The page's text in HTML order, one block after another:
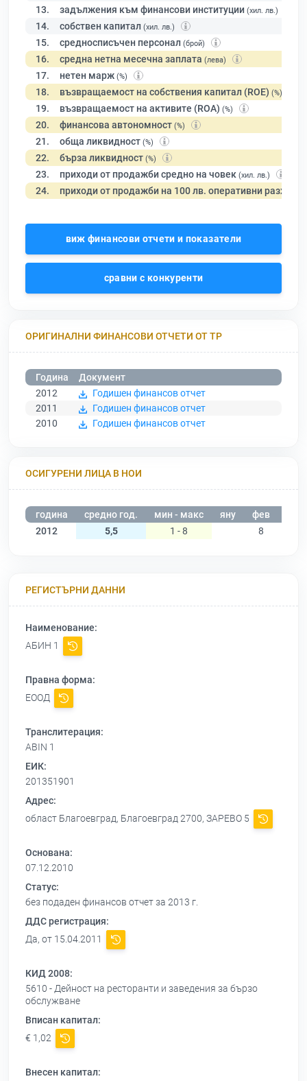
13. задължения към финансови институции (хил. лв.)
14. собствен капитал (хил. лв.)
15. средносписъчен персонал (брой)
16. средна нетна месечна заплата (лева)
17. нетен марж (%)
18. възвращаемост на собствения капитал (ROE) (%)
19. възвращаемост на активите (ROA) (%)
20. финансова автономност (%)
21. обща ликвидност (%)
22. бърза ликвидност (%)
23. приходи от продажби средно на човек (хил. лв.)
24. приходи от продажби на 100 лв. оперативни разходи
виж финансови отчети и показатели
сравни с конкуренти
ОРИГИНАЛНИ ФИНАНСОВИ ОТЧЕТИ ОТ ТР
Година
Документ
2012
Годишен финансов отчет
2011
Годишен финансов отчет
2010
Годишен финансов отчет
ОСИГУРЕНИ ЛИЦА В НОИ
година средно год. мин - макс яну фев
2012
5,5 1 - 8 8
РЕГИСТЪРНИ ДАННИ
Наименование:
АБИН 1
Правна форма:
ЕООД
Транслитерация:
ABIN 1
ЕИК:
201351901
Адрес:
област Благоевград, Благоевград 2700, ЗАРЕВО 5
Основана:
07.12.2010
Статус:
без подаден финансов отчет за 2013 г.
ДДС регистрация:
Да, от 15.04.2011
КИД 2008:
5610 - Дейност на ресторанти и заведения за бързо
обслужване
Вписан капитал:
€ 1,02
Внесен капитал: